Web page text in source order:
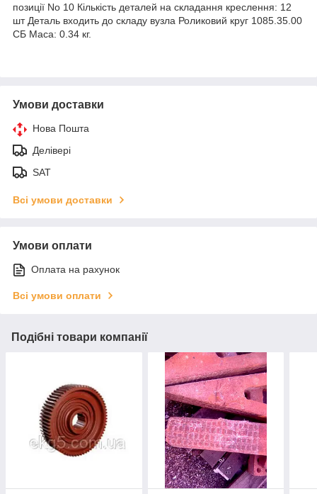
позиції No 10 Кількість деталей на складання креслення: 12
шт Деталь входить до складу вузла Роликовий круг 1085.35.00
СБ Маса: 0.34 кг.
Умови доставки
Нова Пошта
Делівері
SAT
Всі умови доставки
Умови оплати
Оплата на рахунок
Всі умови оплати
Подібні товари компанії